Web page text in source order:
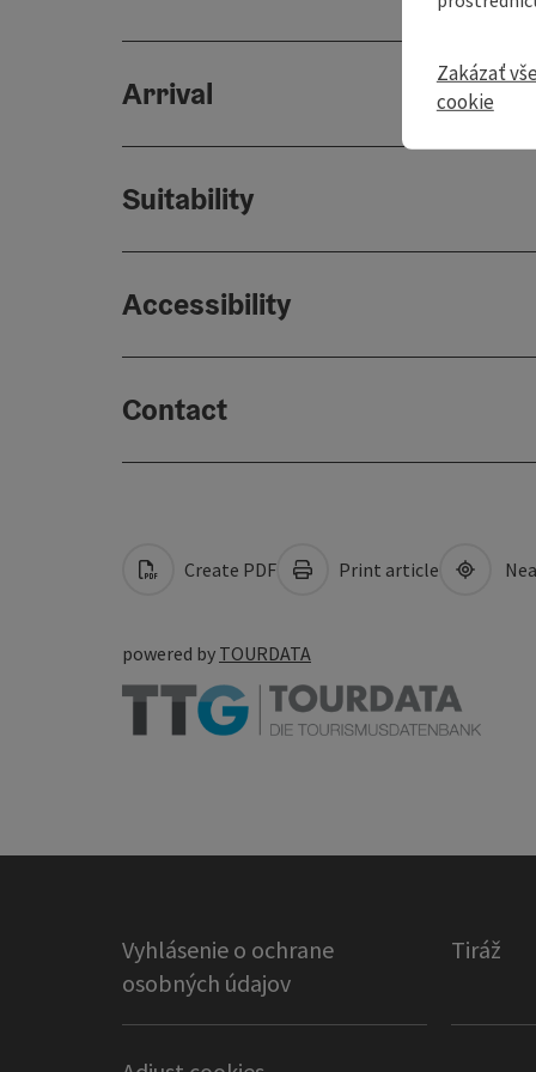
Arrival
Suitability
Accessibility
Contact
Create PDF Print article
powered by TOURDATA
Vyhlásenie o ochrane
osobných údajov
Tiráž
Zakázať
cookie